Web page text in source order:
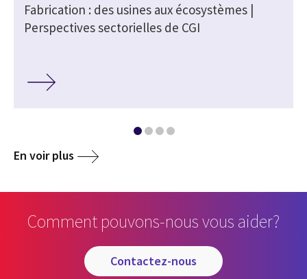
Fabrication : des usines aux écosystèmes |
Perspectives sectorielles de CGI
En voir plus
Comment pouvons-nous vous aider?
contactez-nous